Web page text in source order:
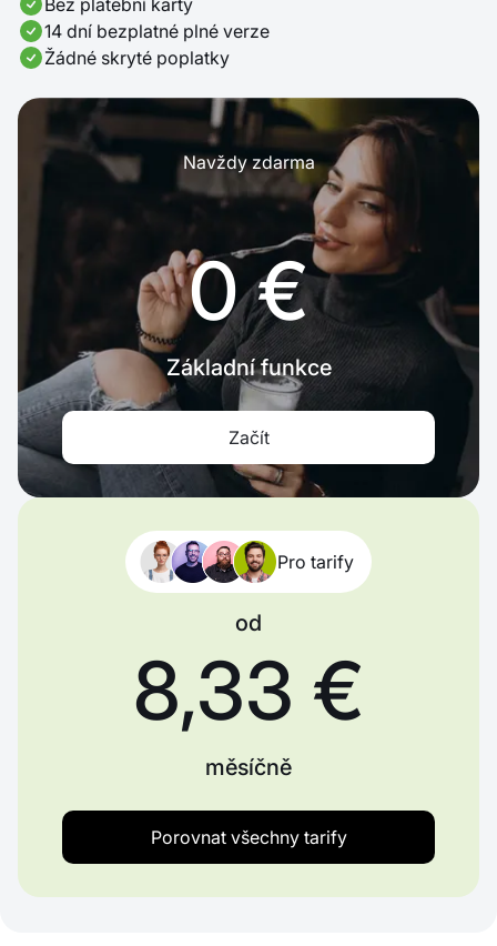
Bez platební karty
14 dní bezplatné plné verze
Žádné skryté poplatky
Navždy zdarma
0 €
Základní funkce
Začít
Pro tarify
od
8,33 €
měsíčně
Porovnat všechny tarify